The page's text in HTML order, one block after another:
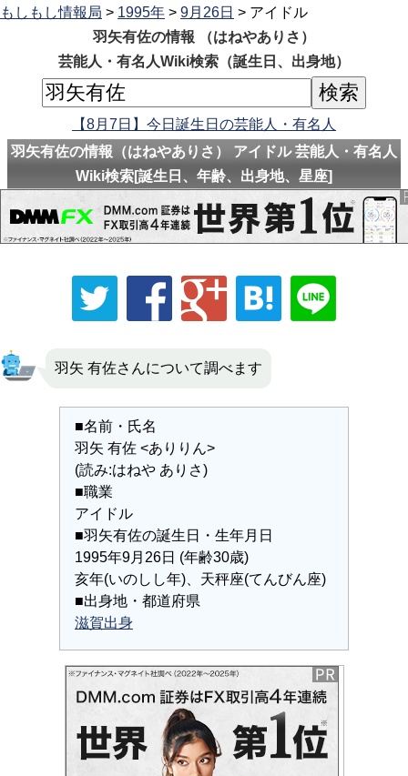
もしもし情報局 > 1995年 > 9月26日 > アイドル
羽矢有佐の情報 （はねやありさ）
芸能人・有名人Wiki検索（誕生日、出身地）
【8月7日】今日誕生日の芸能人・有名人
羽矢有佐の情報（はねやありさ） アイドル 芸能人・有名人
Wiki検索[誕生日、年齢、出身地、星座]
羽矢 有佐さんについて調べます
■名前・氏名
羽矢 有佐 <ありりん>
(読み:はねや ありさ)
■職業
アイドル
■羽矢有佐の誕生日・生年月日
1995年9月26日 (年齢30歳)
亥年(いのしし年)、天秤座(てんびん座)
■出身地・都道府県
滋賀出身